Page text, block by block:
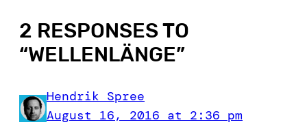
2 RESPONSES TO
“WELLENLÄNGE”
Hendrik Spree
August 16, 2016 at 2:36 pm